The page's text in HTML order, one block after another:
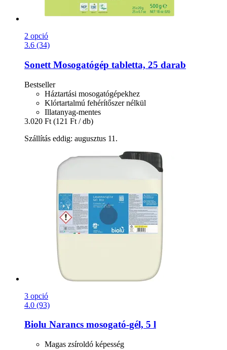
2 opció
3.6 (34)
Sonett Mosogatógép tabletta, 25 darab
Bestseller
Háztartási mosogatógépekhez
Klórtartalmú fehérítőszer nélkül
Illatanyag-mentes
3.020 Ft (121 Ft / db)
Szállítás eddig: augusztus 11.
3 opció
4.0 (93)
Biolu Narancs mosogató-​gél, 5 l
Magas zsíroldó képesség